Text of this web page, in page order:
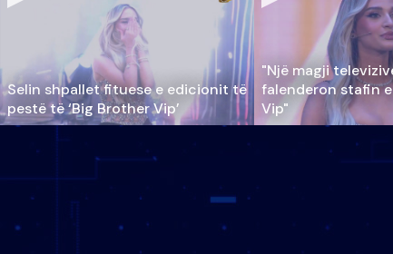
Selin shpallet fituese e edicionit të
pestë të ‘Big Brother Vip’
"Një magji
falenderon stafin
Vip"